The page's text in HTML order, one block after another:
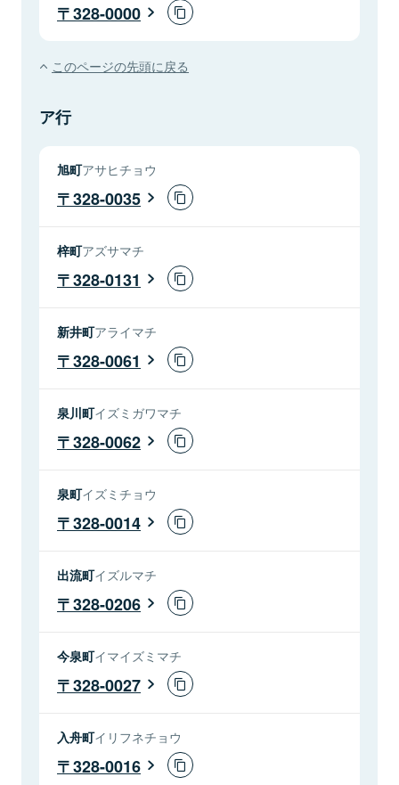
328-0000
このページの先頭に戻る
ア行
旭町アサヒチョウ
328-0035
梓町アズサマチ
328-0131
新井町アライマチ
328-0061
泉川町イズミガワマチ
328-0062
泉町イズミチョウ
328-0014
出流町イズルマチ
328-0206
今泉町イマイズミマチ
328-0027
入舟町イリフネチョウ
328-0016